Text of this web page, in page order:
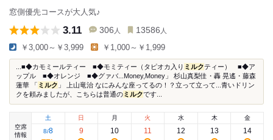
窓側優先コースが大人気♪
3.11 306 人 13586 人
￥3,000～￥3,999 ￥1,000～￥1,999
...■◆カモミールティー ■◆モミティー（タピオカ入り ミルクティー） ■◆ア
ップル ■◆オレンジ ■◆グァバ...Money,Money」 杉山真梨佳・轟 晃遙・藤森
蓮華 「 ミルク 」 上山竜治 なにみんな座ってるの！？立って立って...青いドリン
クを頼みましたが、こちらは普通のミルクです...
空席
情報
土
8/8
日
9
月
10
火
11
水
12
木
13
金
14